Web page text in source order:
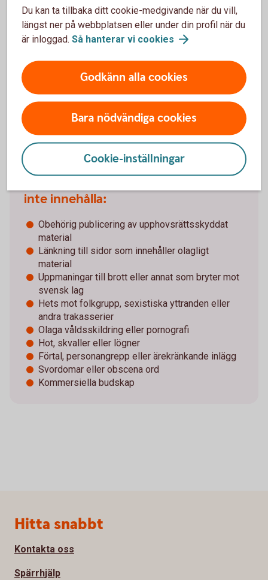
personuppgifter och för dina möjligheter att utöva kontroll
över personuppgifterna. Sölvesborg-Mjällby Sparbank är
behjälplig att, så långt det är möjligt, ytterligare informera
personuppgifter i tredjelandet.
För information om Sölvesborg-Mjällby Sparbanks
personuppgiftsbehandling, se
Behandling avpersonuppgifter .
Kommentarer eller meddelanden får
inte innehålla:
Obehörig publicering av upphovsrättsskyddat
material
Länkning till sidor som innehåller olagligt
material
Uppmaningar till brott eller annat som bryter mot
svensk lag
Hets mot folkgrupp, sexistiska yttranden eller
andra trakasserier
Olaga våldsskildring eller pornografi
Hot, skvaller eller lögner
Förtal, personangrepp eller ärekränkande inlägg
Svordomar eller obscena ord
Kommersiella budskap
Du kan ta tillbaka ditt cookie-medgivande när du vill,
längst ner på webbplatsen eller under din profil när du
är inloggad. Så hanterar vi cookies
Godkänn alla cookies
Bara nödvändiga cookies
Cookie-inställningar
Sidfot
Hitta snabbt
Kontakta oss
Spärrhjälp